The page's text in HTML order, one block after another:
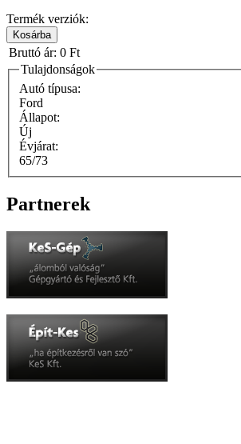
Termék verziók:
Bruttó ár: 0 Ft
Tulajdonságok
Autó típusa:
Ford
Állapot:
Új
Évjárat:
65/73
Partnerek